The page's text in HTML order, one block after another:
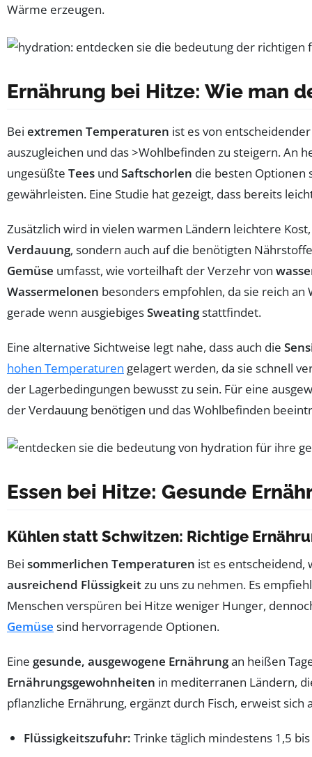
Wärme erzeugen.
Ernährung bei Hitze: Wie man
Bei extremen Temperaturen ist es von
auszugleichen und das >Wohlbefinden zu steigern. An
ungesüßte Tees und Saftschorlen die besten Optionen
gewährleisten. Eine Studie hat gezeigt, dass bereits
Zusätzlich wird in vielen warmen Ländern leichtere
Verdauung, sondern auch auf die benötigten
Gemüse umfasst, wie vorteilhaft der Verzehr von
Wassermelonen besonders empfohlen, da sie reich an
gerade wenn ausgiebigesSweatingstattfindet.
Eine alternative Sichtweise legt nahe, dass auch die
hohen Temperaturen gelagert werden, da sie schnell
der Lagerbedingungen bewusst zu sein. Für eine
der Verdauung benötigen und das Wohlbefinden
Essen bei Hitze: Gesunde
Kühlen statt Schwitzen: Richtige
Bei sommerlichen Temperaturen ist es
ausreichend Flüssigkeitzu uns zu nehmen. Es
Menschen verspüren bei Hitze weniger Hunger,
Gemüse sind hervorragende Optionen.
Eine gesunde, ausgewogene Ernährungan heißen
Ernährungsgewohnheiten in mediterranen Ländern,
pflanzliche Ernährung, ergänzt durch Fisch, erweist sich
Flüssigkeitszufuhr: Trinke täglich mindestens 1,5